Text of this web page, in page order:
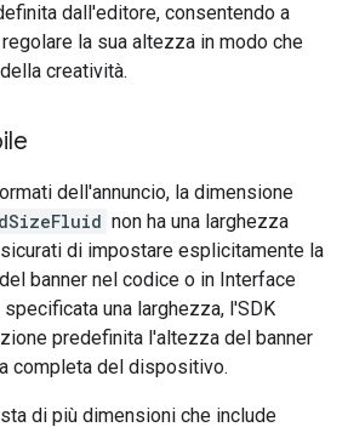
dall'editore, consentendo a
la sua altezza in modo che
creatività.
dell'annuncio, la dimensione
non ha una larghezza
di impostare esplicitamente la
banner nel codice o in Interface
specificata una larghezza, l'SDK
predefinita l'altezza del banner
completa del dispositivo.
di più dimensioni che include